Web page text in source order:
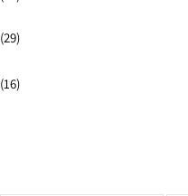
(29)
(16)